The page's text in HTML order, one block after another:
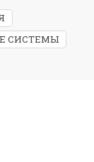
СИСТЕМЫ